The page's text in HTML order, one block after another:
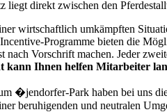
direkt zwischen den
wirtschaftlich umkämpften
Programme bieten die
nach Vorschrift machen. Jeder
kann Ihnen helfen Mitarbeiter
�jendorfer-Park haben bei uns
beruhigenden und neutralen